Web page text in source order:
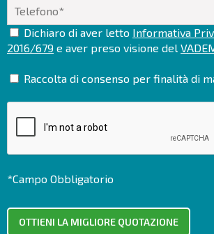
Dichiaro di aver letto Informativa
2016/679 e aver preso visione del
Raccolta di consenso per finalità di
*Campo Obbligatorio